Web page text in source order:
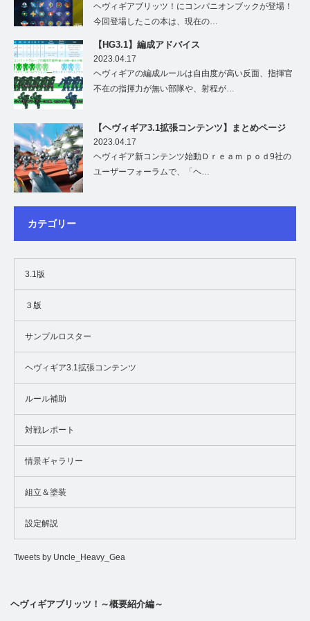
ヘヴィギアブリッツ！にコンパニオンブックが登場！
今回登場したこの本は、現在の…
【HG3.1】編成アドバイス
2023.04.17
ヘヴィギアの編成ルールは自由度が高い反面、指揮官
不在の指揮力が無い部隊や、射程が…
【ヘヴィギア3.1拡張コンテンツ】まとめページ
2023.04.17
ヘヴィギア新コンテンツ始動Ｄｒｅａｍ ｐｏｄ9社の
ユーザーフォーラムで、「ヘ…
カテゴリー
3.1版
３版
サンプルロスター
ヘヴィギア3.1拡張コンテンツ
ルール補助
対戦レポート
情景ギャラリー
組立＆塗装
設定解説
Tweets by Uncle_Heavy_Gea
ヘヴィギアブリッツ！～概要紹介編～